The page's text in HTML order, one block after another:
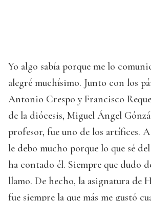
Yo algo sabía porque me lo
alegré muchísimo. Junto con los
Antonio Crespo y Francisco
de la diócesis, Miguel Ángel
profesor, fue uno de los artífices.
le debo mucho porque lo que sé
ha contado él. Siempre que dudo
llamo. De hecho, la asignatura de
fue siempre la que más me gustó